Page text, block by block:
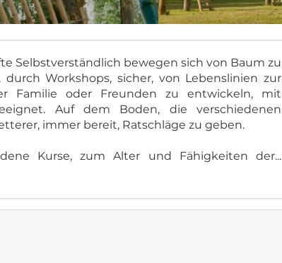
Selbstverständlich bewegen sich von Baum zu
Workshops, sicher, von Lebenslinien zur
Familie oder Freunden zu entwickeln, mit
Auf dem Boden, die verschiedenen
immer bereit, Ratschläge zu geben.
Kurse, zum Alter und Fähigkeiten der...